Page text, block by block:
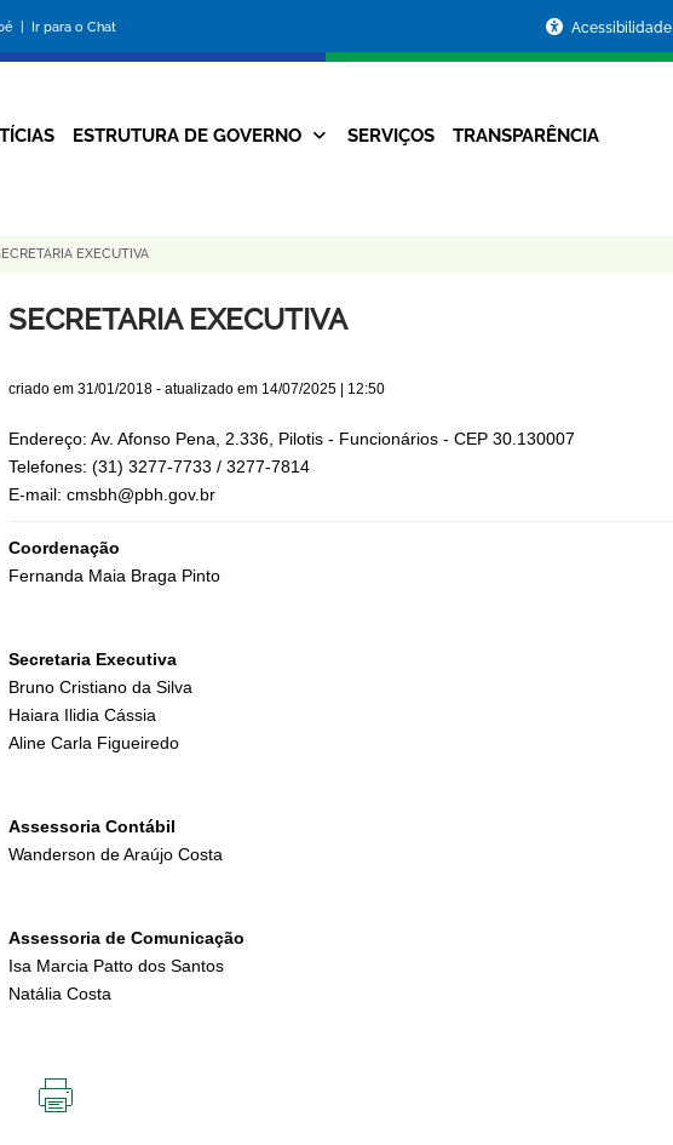
| Ir para o Chat
da
Prefeitura
Acessibilidade
Navegação
ESTRUTURA DE GOVERNO SERVIÇOS TRANSPARÊNCIA
EXECUTIVA
SECRETARIA EXECUTIVA
criado em 31/01/2018- atualizado em 14/07/2025 | 12:50
Endereço: Av. Afonso Pena, 2.336, Pilotis - Funcionários - CEP 30.130007
Telefones: (31) 3277-7733 / 3277-7814
E-mail: cmsbh@pbh.gov.br
Coordenação
Fernanda Maia Braga Pinto
Secretaria Executiva
Bruno Cristiano da Silva
Haiara Ilidia Cássia
Aline Carla Figueiredo
Assessoria Contábil
Wanderson de Araújo Costa
Assessoria de Comunicação
Isa Marcia Patto dos Santos
Natália Costa